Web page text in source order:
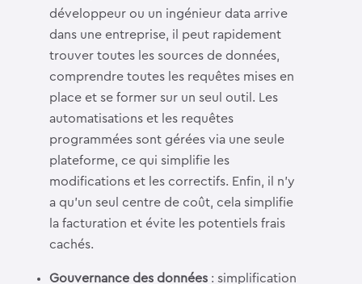
développeur ou un ingénieur data arrive
dans une entreprise, il peut rapidement
trouver toutes les sources de données,
comprendre toutes les requêtes mises en
place et se former sur un seul outil. Les
automatisations et les requêtes
programmées sont gérées via une seule
plateforme, ce qui simplifie les
modifications et les correctifs. Enfin, il n’y
a qu’un seul centre de coût, cela simplifie
la facturation et évite les potentiels frais
cachés.
Gouvernance des données : simplification